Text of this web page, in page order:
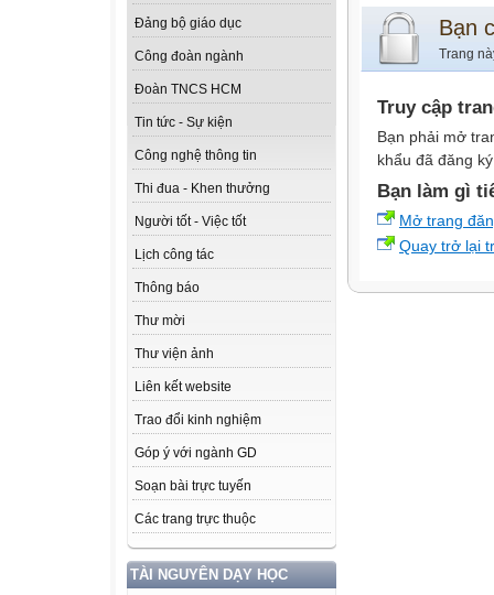
Đảng bộ giáo dục
Công đoàn ngành
Đoàn TNCS HCM
Tin tức - Sự kiện
Công nghệ thông tin
Thi đua - Khen thưởng
Người tốt - Việc tốt
Lịch công tác
Thông báo
Thư mời
Thư viện ảnh
Liên kết website
Trao đổi kinh nghiệm
Góp ý với ngành GD
Soạn bài trực tuyến
Các trang trực thuộc
TÀI NGUYÊN DẠY HỌC
Bạn
Trang
Truy cập
Bạn phải mở
khẩu đã đăng
Bạn làm gì
Mở trang
Quay trở lại